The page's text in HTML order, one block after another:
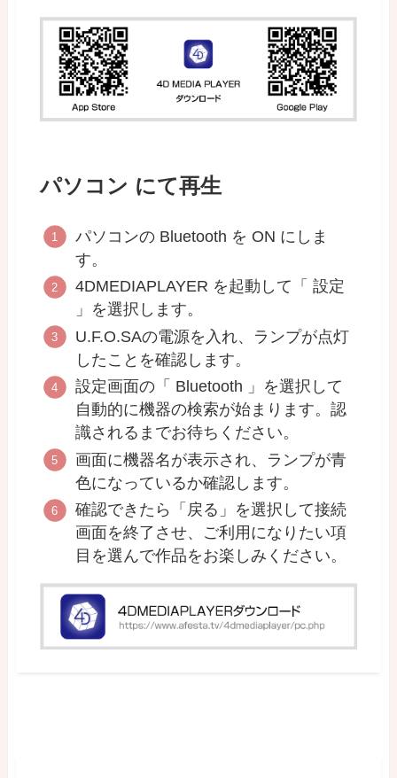
パソコン にて再生
パソコンの Bluetooth を ON にしま
す。
4DMEDIAPLAYER を起動して「 設定
」を選択します。
U.F.O.SAの電源を入れ、ランプが点灯
したことを確認します。
設定画面の「 Bluetooth 」を選択して
自動的に機器の検索が始まります。認
識されるまでお待ちください。
画面に機器名が表示され、ランプが青
色になっているか確認します。
確認できたら「戻る」を選択して接続
画面を終了させ、ご利用になりたい項
目を選んで作品をお楽しみください。